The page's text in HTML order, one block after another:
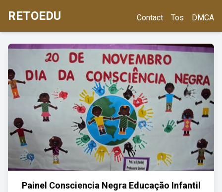
RETOEDU Contact Tos DMCA
Painel Consciencia Negra Educação Infantil